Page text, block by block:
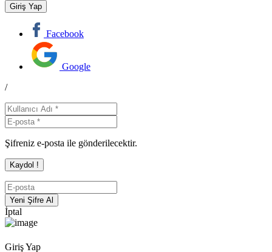
Facebook
Google
/
Şifreniz e-posta ile gönderilecektir.
İptal
Giriş Yap